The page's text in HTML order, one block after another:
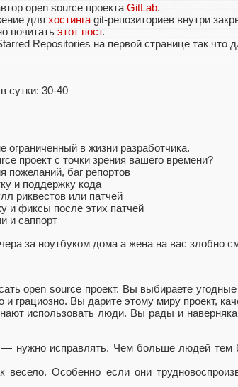
open source проекта GitLab.
для хостинга git-репозиториев внутри
почитать этот пост.
Repositories на первой странице так что
сутки: 30-40
ограниченный в жизни разработчика.
проект с точки зрения вашего времени?
пожеланий, баг репортов
и поддержку кода
риквестов или патчей
и фиксы после этих патчей
и саппорт
за ноутбуком дома а жена на вас злобно
open source проект. Вы выбираете
грациозно. Вы дарите этому миру проект,
использовать люди. Вы рады и
— нужно исправлять. Чем больше людей тем
весело. Особенно если они